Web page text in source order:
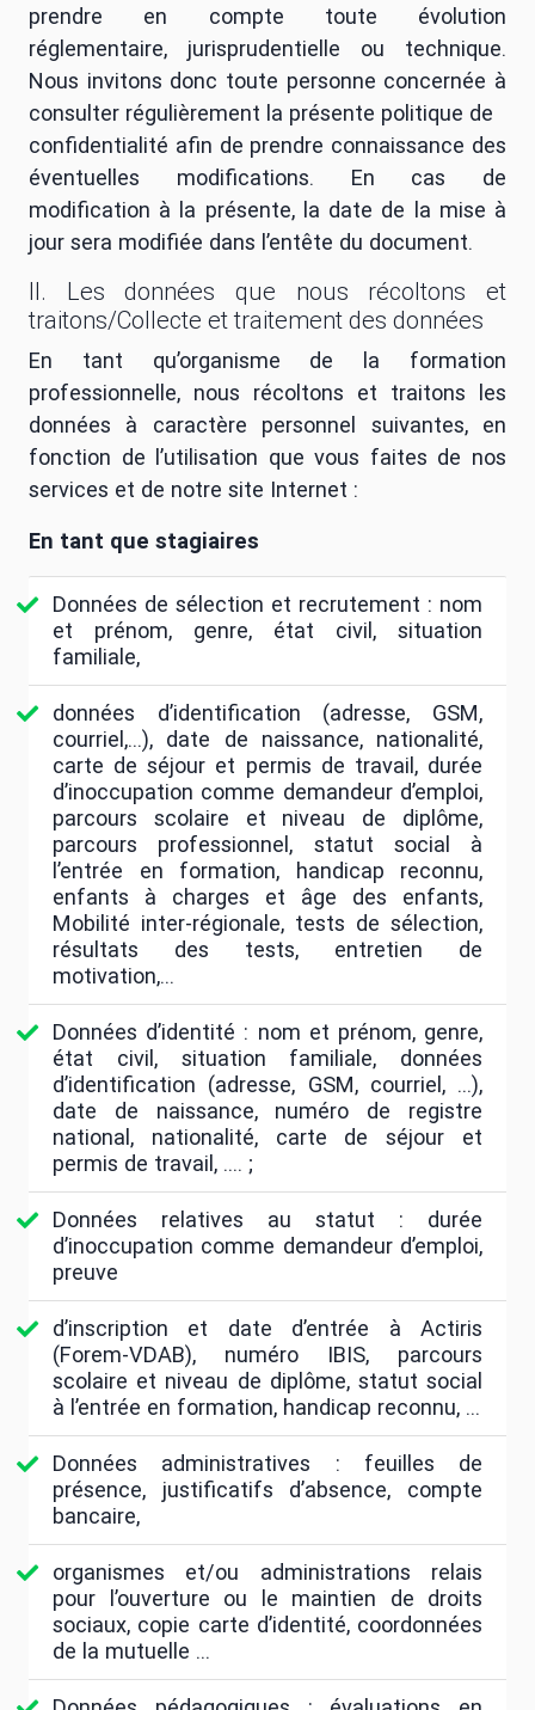
prendre en compte toute évolution
réglementaire, jurisprudentielle ou technique.
Nous invitons donc toute personne concernée à
consulter régulièrement la présente politique de
confidentialité afin de prendre connaissance des
éventuelles modifications. En cas de
modification à la présente, la date de la mise à
jour sera modifiée dans l’entête du document.
II. Les données que nous récoltons et
traitons/Collecte et traitement des données
En tant qu’organisme de la formation
professionnelle, nous récoltons et traitons les
données à caractère personnel suivantes, en
fonction de l’utilisation que vous faites de nos
services et de notre site Internet :
En tant que stagiaires
Données de sélection et recrutement : nom
et prénom, genre, état civil, situation
familiale,
données d’identification (adresse, GSM,
courriel,…), date de naissance, nationalité,
carte de séjour et permis de travail, durée
d’inoccupation comme demandeur d’emploi,
parcours scolaire et niveau de diplôme,
parcours professionnel, statut social à
l’entrée en formation, handicap reconnu,
enfants à charges et âge des enfants,
Mobilité inter-régionale, tests de sélection,
résultats des tests, entretien de
motivation,...
Données d’identité : nom et prénom, genre,
état civil, situation familiale, données
d’identification (adresse, GSM, courriel, …),
date de naissance, numéro de registre
national, nationalité, carte de séjour et
permis de travail, …. ;
Données relatives au statut : durée
d’inoccupation comme demandeur d’emploi,
preuve
d’inscription et date d’entrée à Actiris
(Forem-VDAB), numéro IBIS, parcours
scolaire et niveau de diplôme, statut social
à l’entrée en formation, handicap reconnu, …
Données administratives : feuilles de
présence, justificatifs d’absence, compte
bancaire,
organismes et/ou administrations relais
pour l’ouverture ou le maintien de droits
sociaux, copie carte d’identité, coordonnées
de la mutuelle …